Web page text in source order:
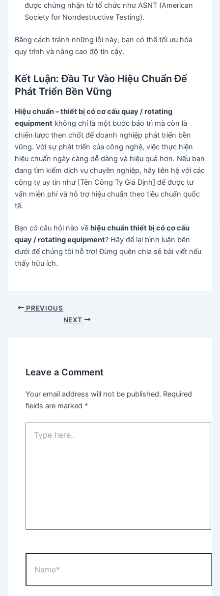
được chứng nhận từ tổ chức như ASNT (American
Society for Nondestructive Testing).
Bằng cách tránh những lỗi này, bạn có thể tối ưu hóa
quy trình và nâng cao độ tin cậy.
Kết Luận: Đầu Tư Vào Hiệu Chuẩn Để
Phát Triển Bền Vững
Hiệu chuẩn – thiết bị có cơ cấu quay / rotating
equipment không chỉ là một bước bảo trì mà còn là
chiến lược then chốt để doanh nghiệp phát triển bền
vững. Với sự phát triển của công nghệ, việc thực hiện
hiệu chuẩn ngày càng dễ dàng và hiệu quả hơn. Nếu bạn
đang tìm kiếm dịch vụ chuyên nghiệp, hãy liên hệ với các
công ty uy tín như [Tên Công Ty Giả Định] để được tư
vấn miễn phí và hỗ trợ hiệu chuẩn theo tiêu chuẩn quốc
tế.
Bạn có câu hỏi nào về hiệu chuẩn thiết bị có cơ cấu
quay / rotating equipment? Hãy để lại bình luận bên
dưới để chúng tôi hỗ trợ! Đừng quên chia sẻ bài viết nếu
thấy hữu ích.
Post PREVIOUS
NEXT
Leave a Comment
Your email address will not be published. Required
fields are marked *
here..